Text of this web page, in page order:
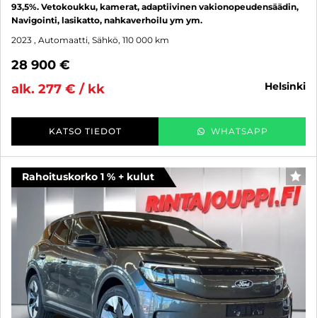
93,5%. Vetokoukku, kamerat, adaptiivinen vakionopeudensäädin,
Navigointi, lasikatto, nahkaverhoilu ym ym.
2023 , Automaatti, Sähkö, 110 000 km
28 900 €
alk. 277 € / kk
helsinki
KATSO TIEDOT WHATSAPP
Rahoituskorko 1 % + kulut